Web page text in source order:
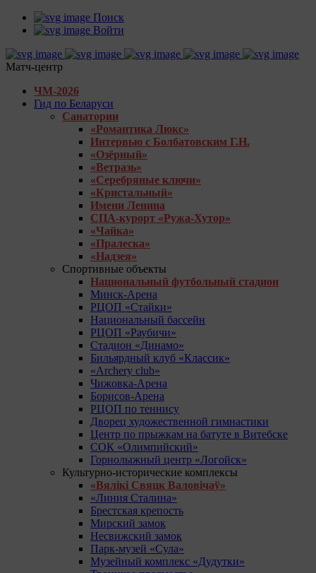
Поиск
Войти
Матч-центр
ЧМ-2026
Гид по Беларуси
Санатории
«Романтика Люкс»
Интервью с Болбатовским Г.Н.
«Озёрный»
«Ветразь»
«Серебряные ключи»
«Кристальный»
Имени Ленина
СПА-курорт «Ружа-Хутор»
«Чайка»
«Пралеска»
«Надзея»
Спортивные объекты
Национальный футбольный стадион
Минск-Арена
РЦОП «Стайки»
Национальный бассейн
РЦОП «Раубичи»
Стадион «Динамо»
Бильярдный клуб «Классик»
«Archery club»
Чижовка-Арена
Борисов-Арена
РЦОП по теннису
Дворец художественной гимнастики
Центр по прыжкам на батуте в Витебске
СОК «Олимпийский»
Горнолыжный центр «Логойск»
Культурно-исторические комплексы
«Вялікі Свяцк Валовічаў»
«Линия Сталина»
Брестская крепость
Мирский замок
Несвижский замок
Парк-музей «Сула»
Музейный комплекс «Дудутки»